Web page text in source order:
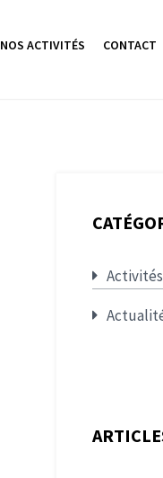
NOS ACTIVITÉS CONTACT
Activités